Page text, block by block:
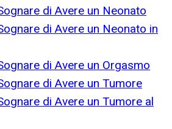
di Avere un Neonato
di Avere un Neonato in
di Avere un Orgasmo
di Avere un Tumore
di Avere un Tumore al